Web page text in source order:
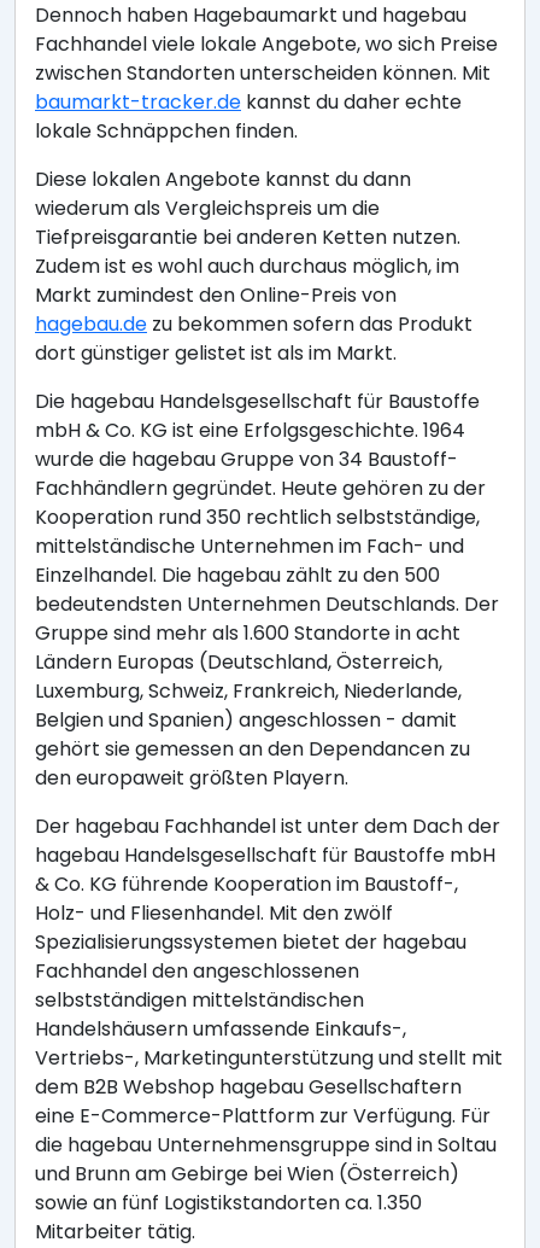
Dennoch haben Hagebaumarkt und hagebau
Fachhandel viele lokale Angebote, wo sich Preise
zwischen Standorten unterscheiden können. Mit
baumarkt-tracker.de kannst du daher echte
lokale Schnäppchen finden.
Diese lokalen Angebote kannst du dann
wiederum als Vergleichspreis um die
Tiefpreisgarantie bei anderen Ketten nutzen.
Zudem ist es wohl auch durchaus möglich, im
Markt zumindest den Online-Preis von
hagebau.de zu bekommen sofern das Produkt
dort günstiger gelistet ist als im Markt.
Die hagebau Handelsgesellschaft für Baustoffe
mbH & Co. KG ist eine Erfolgsgeschichte. 1964
wurde die hagebau Gruppe von 34 Baustoff-
Fachhändlern gegründet. Heute gehören zu der
Kooperation rund 350 rechtlich selbstständige,
mittelständische Unternehmen im Fach- und
Einzelhandel. Die hagebau zählt zu den 500
bedeutendsten Unternehmen Deutschlands. Der
Gruppe sind mehr als 1.600 Standorte in acht
Ländern Europas (Deutschland, Österreich,
Luxemburg, Schweiz, Frankreich, Niederlande,
Belgien und Spanien) angeschlossen - damit
gehört sie gemessen an den Dependancen zu
den europaweit größten Playern.
Der hagebau Fachhandel ist unter dem Dach der
hagebau Handelsgesellschaft für Baustoffe mbH
& Co. KG führende Kooperation im Baustoff-,
Holz- und Fliesenhandel. Mit den zwölf
Spezialisierungssystemen bietet der hagebau
Fachhandel den angeschlossenen
selbstständigen mittelständischen
Handelshäusern umfassende Einkaufs-,
Vertriebs-, Marketingunterstützung und stellt mit
dem B2B Webshop hagebau Gesellschaftern
eine E-Commerce-Plattform zur Verfügung. Für
die hagebau Unternehmensgruppe sind in Soltau
und Brunn am Gebirge bei Wien (Österreich)
sowie an fünf Logistikstandorten ca. 1.350
Mitarbeiter tätig.